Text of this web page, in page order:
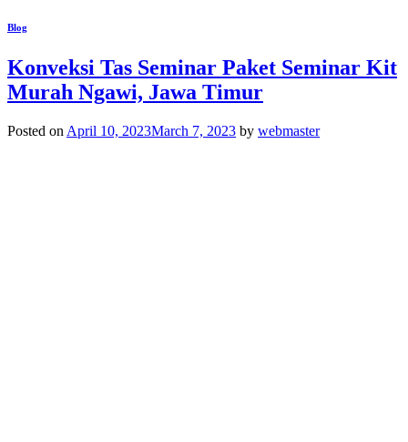
Blog
Konveksi Tas Seminar Paket Seminar Kit
Murah Ngawi, Jawa Timur
Posted on April 10, 2023March 7, 2023 by webmaster